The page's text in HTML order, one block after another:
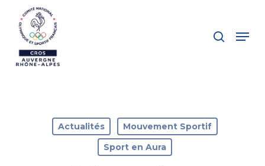
main
content
Menu
Actualités
Mouvement Sportif
Sport en Aura
Close